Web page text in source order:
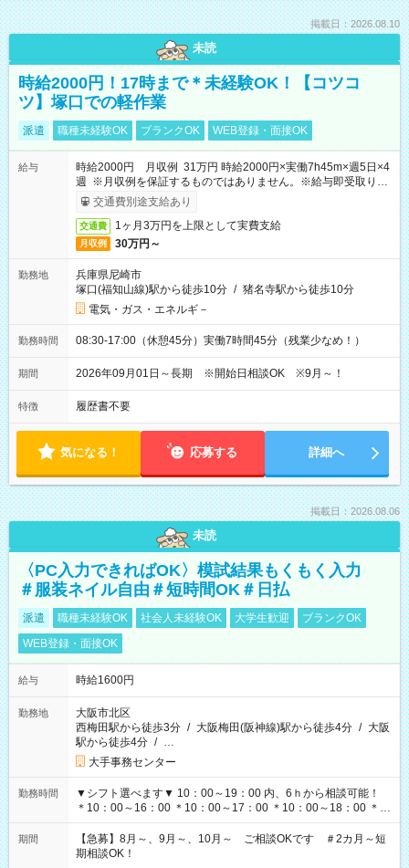
掲載日：2026.08.10
未読
時給2000円！17時まで＊未経験OK！【コツコ
ツ】塚口での軽作業
派遣 職種未経験OK ブランクOK WEB登録・面接OK
給与
時給2000円 月収例 31万円 時給2000円×実働7h45m×週5日×4
週 ※月収例を保証するものではありません。※給与即受取りサ
ービス利用可（利用条件有）
交通費別途支給あり
交通費 1ヶ月3万円を上限として実費支給
月収例 30万円～
勤務地
兵庫県尼崎市
塚口(福知山線)駅から徒歩10分 / 猪名寺駅から徒歩10分
電気・ガス・エネルギ－
勤務時間 08:30-17:00（休憩45分）実働7時間45分（残業少なめ！）
期間 2026年09月01日～長期 ※開始日相談OK ※9月～！
特徴 履歴書不要
気になる！ 応募する 詳細へ
掲載日：2026.08.06
未読
〈PC入力できればOK〉模試結果もくもく入力
＃服装ネイル自由＃短時間OK＃日払
派遣 職種未経験OK 社会人未経験OK 大学生歓迎
ブランクOK
WEB登録・面接OK
給与 時給1600円
勤務地
大阪市北区
西梅田駅から徒歩3分 / 大阪梅田(阪神線)駅から徒歩4分 / 大阪
駅から徒歩4分 / …
大手事務センター
勤務時間
▼シフト選べます▼ 10：00～19：00 内、6ｈから相談可能！
＊10：00～16：00 ＊10：00～17：00 ＊10：00～18：00 ＊
11：00～19：00 ＊12：00～19：00 ＊13：00～19：00
期間
【急募】8月～、9月～、10月～ ご相談OKです ＃2カ月～短
期相談OK！